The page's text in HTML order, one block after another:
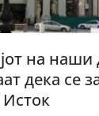
на
дека се